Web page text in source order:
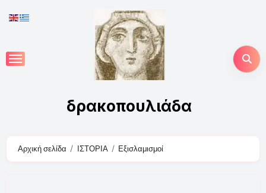
to
δρακοπουλιάδα
Αρχική σελίδα ΙΣΤΟΡΙΑ Εξισλαμισμοί